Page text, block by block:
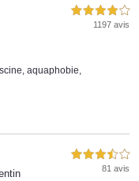
4,0 étoiles sur 5
1197 avis
aquaphobie
3,5 étoiles sur 5
81 avis